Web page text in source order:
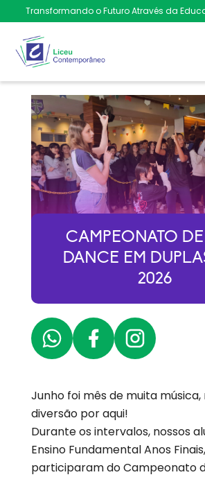
Transformando o Futuro Através da
CAMPEONATO DE
DANCE EM
2026
Junho foi mês de muita
diversão por aqui!
Durante os intervalos, nossos
Ensino Fundamental Anos Finais,
participaram do Campeonato